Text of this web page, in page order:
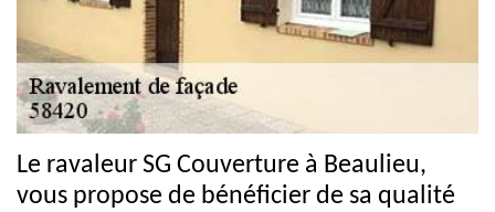
Le ravaleur SG Couverture à Beaulieu,
vous propose de bénéficier de sa qualité